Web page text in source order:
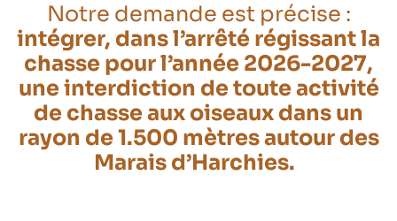
Notre demande est précise :
intégrer, dans l’arrêté régissant la
chasse pour l’année 2026-2027,
une interdiction de toute activité
de chasse aux oiseaux dans un
rayon de 1.500 mètres autour des
Marais d’Harchies.